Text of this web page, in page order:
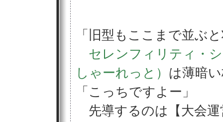
「旧型もここまで並ぶ
セレンフィリティ・
しゃーれっと） は薄暗
「こっちですよー」
先導するのは【大会運